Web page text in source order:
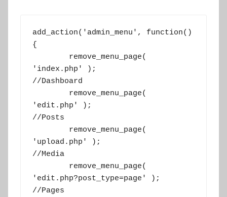
add_action('admin_menu', function()
{
'index.php' );
//Dashboard
'edit.php' );
//Posts
'upload.php' );
//Media
'edit.php?post_type=page' );
//Pages